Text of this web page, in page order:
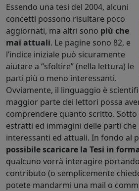
Essendo una tesi del 2004, alcuni
concetti possono risultare poco
aggiornati, ma altri sono più che
mai attuali. Le pagine sono 82, e
l’indice iniziale può sicuramente
aiutare a “sfoltire” (nella lettura) le
parti più o meno interessanti.
Ovviamente, il linguaggio è
maggior parte dei lettori possa
comprendere quanto scritto.
estratti ed immagini delle parti
interessanti ed attuali. In fondo al
possibile scaricare la Tesi in
qualcuno vorrà interagire
contributo (o semplicemente
potete mandarmi una mail o